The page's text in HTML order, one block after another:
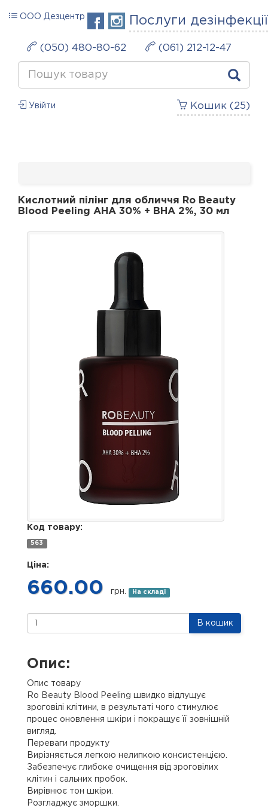
Послуги дезінфекції
ООО Дезцентр
(050) 480-80-62 (061) 212-12-47
Кошик ( 25 )
Увійти
Кислотний пілінг для обличчя Ro Beauty
Blood Peeling AHA 30% + BHA 2%, 30 мл
Код товару:
563
Ціна:
660.00 грн. На складі
В кошик
Опис:
Опис товару
Ro Beauty Blood Peeling швидко відлущує
зроговілі клітини, в результаті чого стимулює
процес оновлення шкіри і покращує її зовнішній
вигляд.
Переваги продукту
Вирізняється легкою нелипкою консистенцією.
Забезпечує глибоке очищення від зроговілих
клітин і сальних пробок.
Вирівнює тон шкіри.
Розгладжує зморшки.